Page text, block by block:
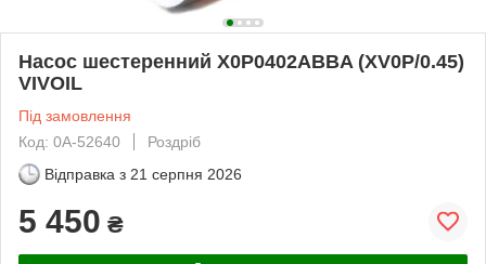
Насос шестеренний X0P0402ABBA (XV0P/0.45)
VIVOIL
Під замовлення
Код: 0А-52640
Роздріб
Відправка з 21 серпня 2026
5 450 ₴